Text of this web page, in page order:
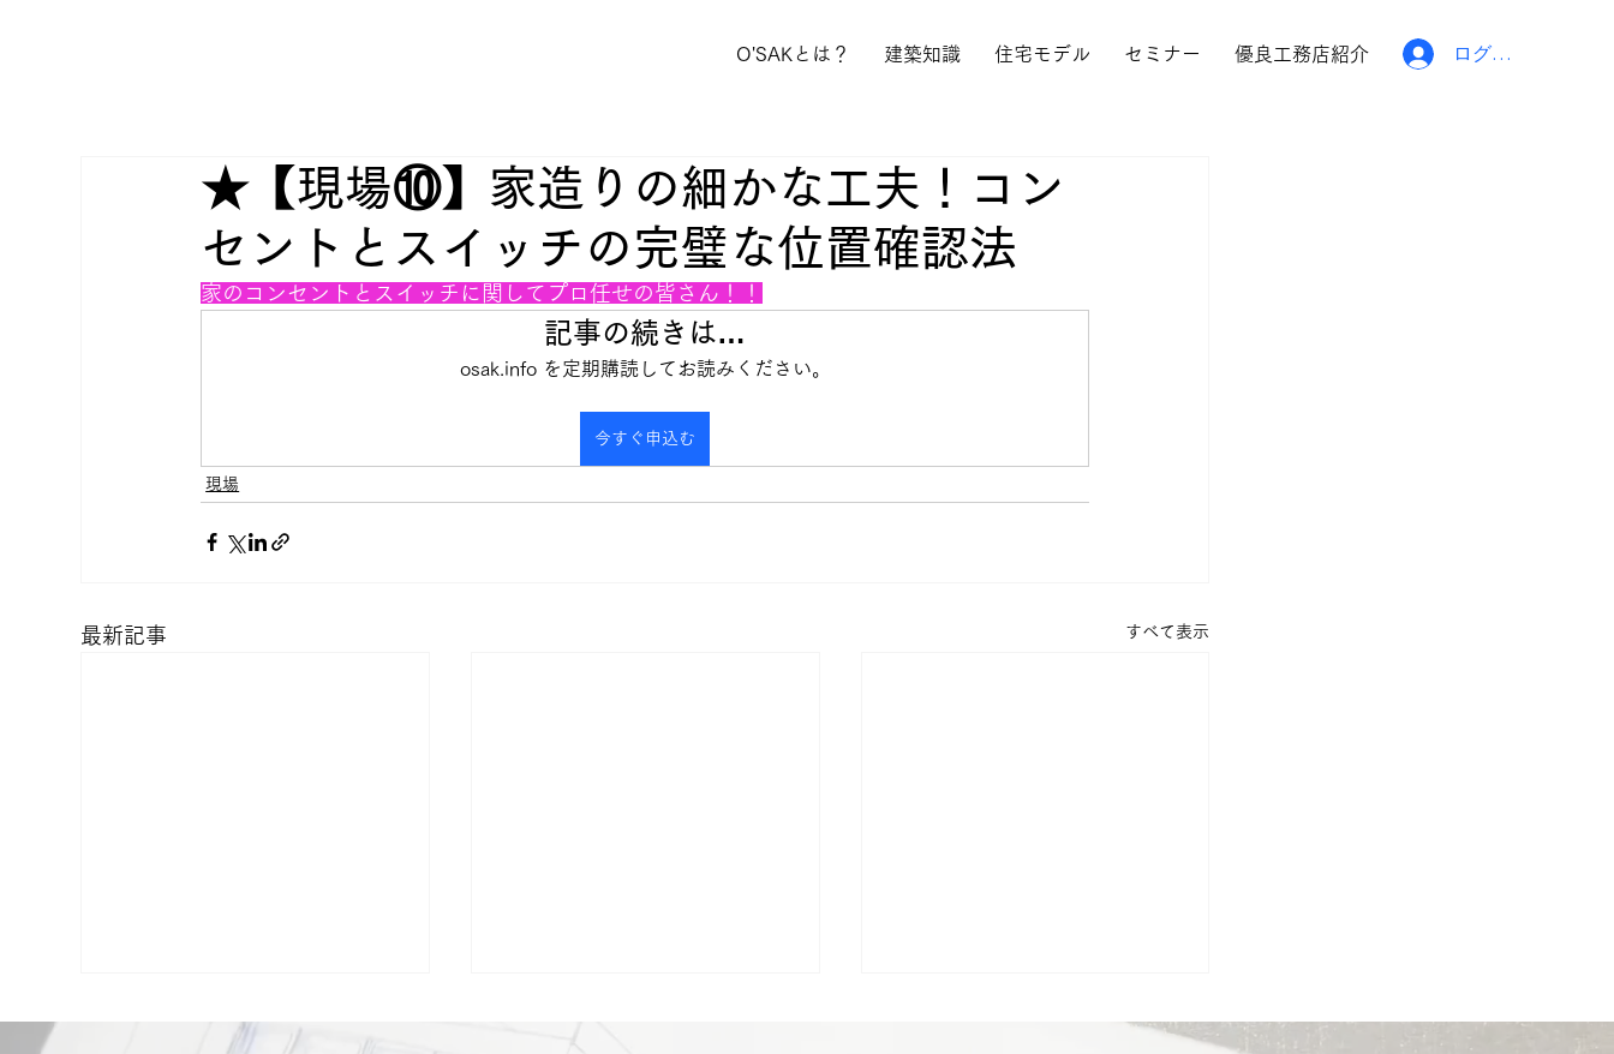
O'SAKとは？ 建築知識 住宅モデル セミナー 優良工務店紹介 ログイン
★【現場⑩】家造りの細かな工夫！コン
セントとスイッチの完璧な位置確認法
家のコンセントとスイッチに関してプロ任せの皆さん！！
記事の続きは…
osak.info を定期購読してお読みください。
今すぐ申込む
現場
最新記事 すべて表示
★【現場⓪】新居建設時の近
★【現場⑳】家を受け取る前
★【現場⑲】家造りの最終段